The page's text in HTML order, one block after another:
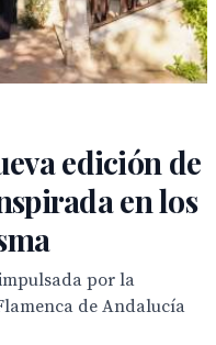
edición de
en los
por la
de Andalucía